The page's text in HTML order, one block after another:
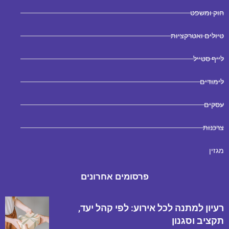
חוק ומשפט
טיולים ואטרקציות
לייף סטייל
לימודים
עסקים
צרכנות
מגזין
פרסומים אחרונים
רעיון למתנה לכל אירוע: לפי קהל יעד,
תקציב וסגנון